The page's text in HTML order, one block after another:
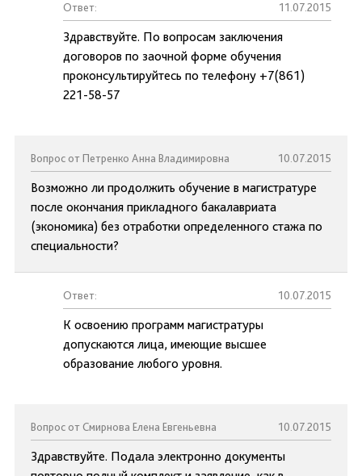
Ответ: 11.07.2015
Здравствуйте. По вопросам заключения
договоров по заочной форме обучения
проконсультируйтесь по телефону +7(861)
221-58-57
Вопрос от Петренко Анна Владимировна 10.07.2015
Возможно ли продолжить обучение в магистратуре
после окончания прикладного бакалавриата
(экономика) без отработки определенного стажа по
специальности?
Ответ: 10.07.2015
К освоению программ магистратуры
допускаются лица, имеющие высшее
образование любого уровня.
Вопрос от Смирнова Елена Евгеньевна 10.07.2015
Здравствуйте. Подала электронно документы